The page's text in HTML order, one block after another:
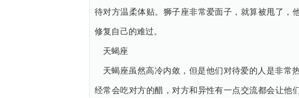
待对方温柔体贴。狮子座非常爱面子，就算被甩了，
修复自己的难过。
天蝎座
天蝎座虽然高冷内敛，但是他们对待爱的人是非常
经常会吃对方的醋，对方和异性有一点交流都会让他